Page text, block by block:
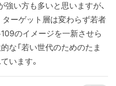
強い方も多いと思いますが、
ーゲット層は変わらず若者
のイメージを一新させら
な「若い世代のためのたま
います。